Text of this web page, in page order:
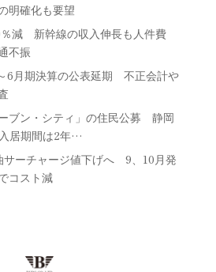
明確化も要望
減 新幹線の収入伸長も人件費
不振
6月期決算の公表延期 不正会計や
ブン・シティ」の住民公募 静岡
居期間は2年…
サーチャージ値下げへ 9、10月発
コスト減